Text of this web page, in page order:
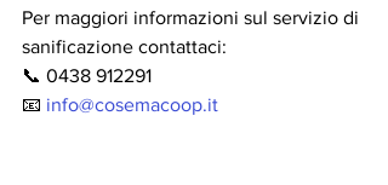
Per maggiori informazioni sul servizio di
sanificazione contattaci:
📞 0438 912291
📧 info@cosemacoop.it